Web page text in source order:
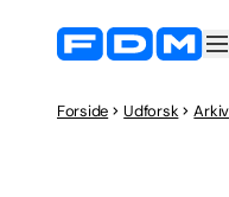
Forside Udforsk Arkiv